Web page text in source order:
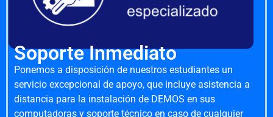
Soporte Inmediato
Ponemos a disposición de nuestros estudiantes un
servicio excepcional de apoyo, que incluye asistencia a
distancia para la instalación de DEMOS en sus
computadoras y soporte técnico en caso de cualquier